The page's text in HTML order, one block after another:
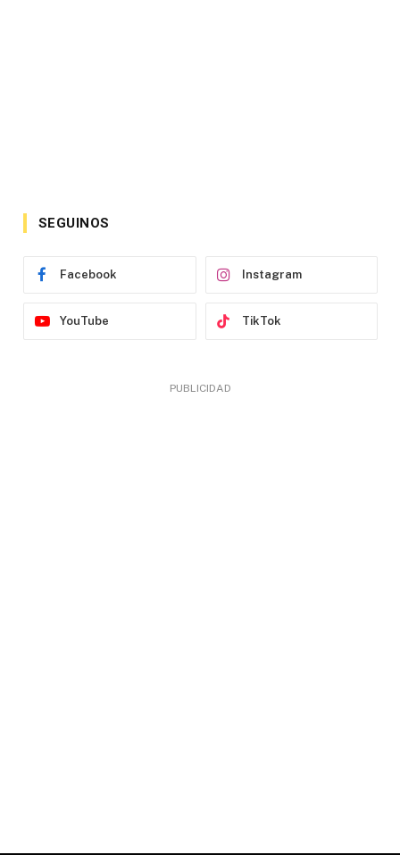
SEGUINOS
Facebook Instagram
YouTube TikTok
PUBLICIDAD